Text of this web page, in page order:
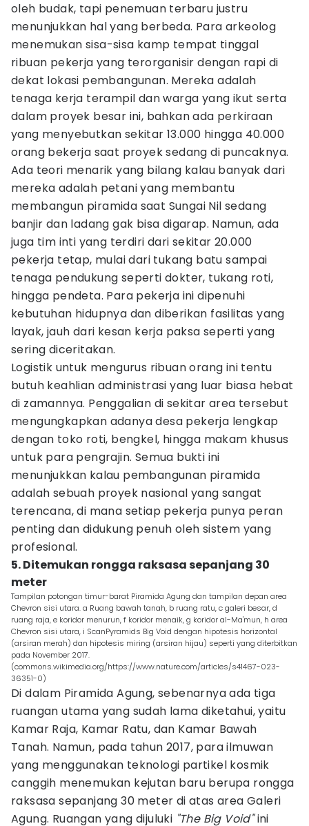
oleh budak, tapi penemuan terbaru justru
menunjukkan hal yang berbeda. Para arkeolog
menemukan sisa-sisa kamp tempat tinggal
ribuan pekerja yang terorganisir dengan rapi di
dekat lokasi pembangunan. Mereka adalah
tenaga kerja terampil dan warga yang ikut serta
dalam proyek besar ini, bahkan ada perkiraan
yang menyebutkan sekitar 13.000 hingga 40.000
orang bekerja saat proyek sedang di puncaknya.
Ada teori menarik yang bilang kalau banyak dari
mereka adalah petani yang membantu
membangun piramida saat Sungai Nil sedang
banjir dan ladang gak bisa digarap. Namun, ada
juga tim inti yang terdiri dari sekitar 20.000
pekerja tetap, mulai dari tukang batu sampai
tenaga pendukung seperti dokter, tukang roti,
hingga pendeta. Para pekerja ini dipenuhi
kebutuhan hidupnya dan diberikan fasilitas yang
layak, jauh dari kesan kerja paksa seperti yang
sering diceritakan.
Logistik untuk mengurus ribuan orang ini tentu
butuh keahlian administrasi yang luar biasa hebat
di zamannya. Penggalian di sekitar area tersebut
mengungkapkan adanya desa pekerja lengkap
dengan toko roti, bengkel, hingga makam khusus
untuk para pengrajin. Semua bukti ini
menunjukkan kalau pembangunan piramida
adalah sebuah proyek nasional yang sangat
terencana, di mana setiap pekerja punya peran
penting dan didukung penuh oleh sistem yang
profesional.
5. Ditemukan rongga raksasa sepanjang 30
meter
Tampilan potongan timur-barat Piramida Agung dan tampilan depan area
Chevron sisi utara. a Ruang bawah tanah, b ruang ratu, c galeri besar, d
ruang raja, e koridor menurun, f koridor menaik, g koridor al-Ma'mun, h area
Chevron sisi utara, i ScanPyramids Big Void dengan hipotesis horizontal
(arsiran merah) dan hipotesis miring (arsiran hijau) seperti yang diterbitkan
pada November 2017.
(commons.wikimedia.org/https://www.nature.com/articles/s41467-023-
36351-0)
Di dalam Piramida Agung, sebenarnya ada tiga
ruangan utama yang sudah lama diketahui, yaitu
Kamar Raja, Kamar Ratu, dan Kamar Bawah
Tanah. Namun, pada tahun 2017, para ilmuwan
yang menggunakan teknologi partikel kosmik
canggih menemukan kejutan baru berupa rongga
raksasa sepanjang 30 meter di atas area Galeri
Agung. Ruangan yang dijuluki "The Big Void"ini